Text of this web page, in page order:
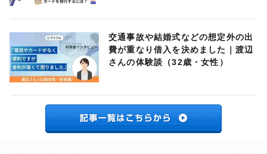
交通事故や結婚式などの想定外の出
費が重なり借入を決めました｜渡辺
さんの体験談（32歳・女性）